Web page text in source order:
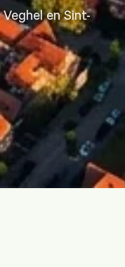
en Sint-